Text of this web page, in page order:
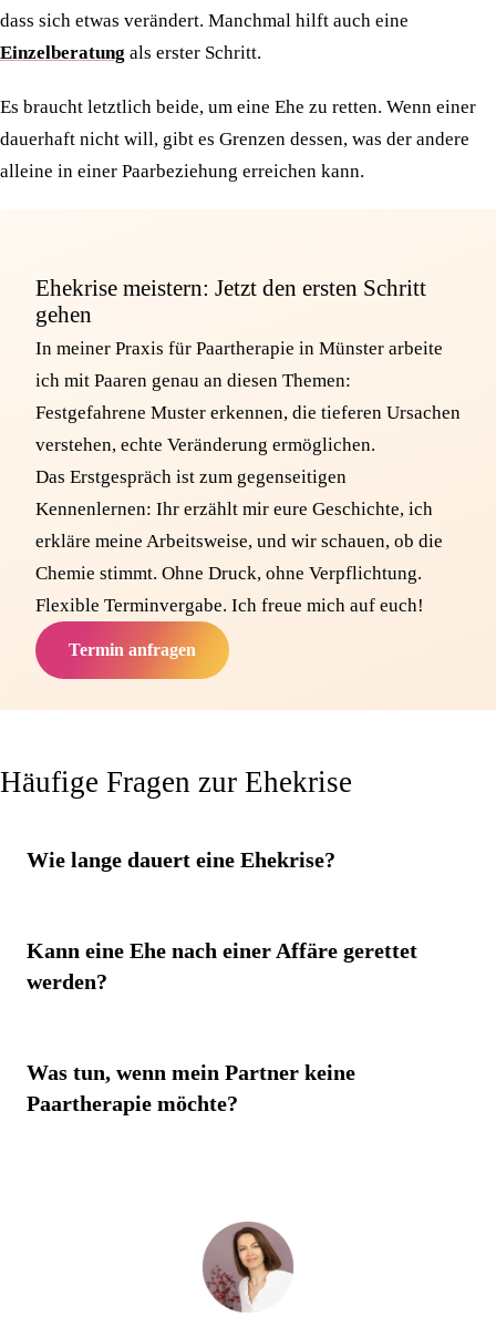
dass sich etwas verändert. Manchmal hilft auch eine
Einzelberatung als erster Schritt.
Es braucht letztlich beide, um eine Ehe zu retten. Wenn einer
dauerhaft nicht will, gibt es Grenzen dessen, was der andere
alleine in einer Paarbeziehung erreichen kann.
Ehekrise meistern: Jetzt den ersten Schritt
gehen
In meiner Praxis für Paartherapie in Münster arbeite
ich mit Paaren genau an diesen Themen:
Festgefahrene Muster erkennen, die tieferen Ursachen
verstehen, echte Veränderung ermöglichen.
Das Erstgespräch ist zum gegenseitigen
Kennenlernen: Ihr erzählt mir eure Geschichte, ich
erkläre meine Arbeitsweise, und wir schauen, ob die
Chemie stimmt. Ohne Druck, ohne Verpflichtung.
Flexible Terminvergabe. Ich freue mich auf euch!
Termin anfragen
Häufige Fragen zur Ehekrise
Wie lange dauert eine Ehekrise?
Kann eine Ehe nach einer Affäre gerettet
werden?
Was tun, wenn mein Partner keine
Paartherapie möchte?